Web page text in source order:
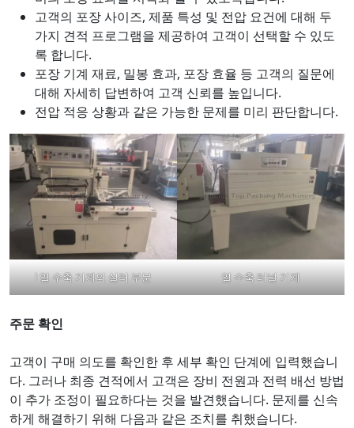
고객의 포장 사이즈, 제품 특성 및 전압 요건에 대해 두
가지 견적 프로그램을 제공하여 고객이 선택할 수 있도
록 합니다.
포장 기계 재료, 밀봉 효과, 포장 효율 등 고객의 질문에
대해 자세히 답변하여 고객 신뢰를 높입니다.
전압 적응 상황과 같은 가능한 문제를 미리 판단합니다.
l 열 수축 기계의 실러 부분 열 수축 터널 기계
주문 확인
고객이 구매 의도를 확인한 후 세부 확인 단계에 입력했습니
다. 그러나 최종 견적에서 고객은 장비 전원과 전력 배선 방법
이 추가 조정이 필요하다는 것을 발견했습니다. 문제를 신속
하게 해결하기 위해 다음과 같은 조치를 취했습니다.